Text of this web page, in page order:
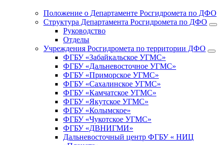
Положение о Департаменте Росгидромета по ДФО
Структура Департамента Росгидромета по ДФО
Руководство
Отделы
Учреждения Росгидромета по территории ДФО
ФГБУ «Забайкальское УГМС»
ФГБУ «Дальневосточное УГМС»
ФГБУ «Приморское УГМС»
ФГБУ «Сахалинское УГМС»
ФГБУ «Камчатское УГМС»
ФГБУ «Якутское УГМС»
ФГБУ «Колымское»
ФГБУ «Чукотское УГМС»
ФГБУ «ДВНИГМИ»
Дальневосточный центр ФГБУ « НИЦ